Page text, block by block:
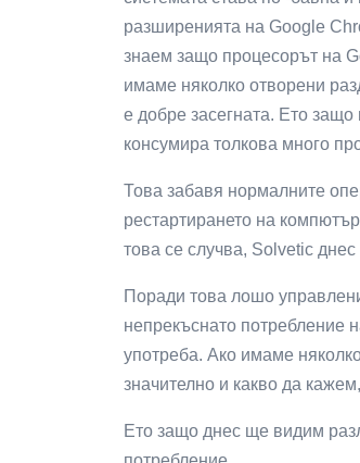
разширенията на Google
знаем защо процесорът на
имаме няколко отворени
е добре засегната. Ето
консумира толкова много
Това забавя нормалните
рестартирането на
това се случва, Solvetic
Поради това лошо
непрекъснато потребление
употреба. Ако имаме
значително и какво да
Ето защо днес ще видим